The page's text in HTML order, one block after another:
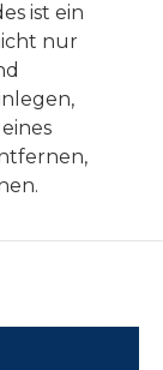
ist ein
nur